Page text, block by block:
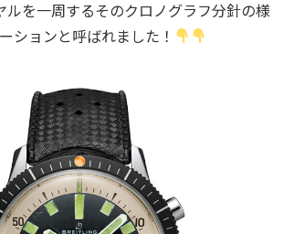
ルを一周するそのクロノグラフ分針の様
ションと呼ばれました！